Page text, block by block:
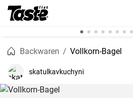
Backwaren Vollkorn-Bagel
skatulkavkuchyni